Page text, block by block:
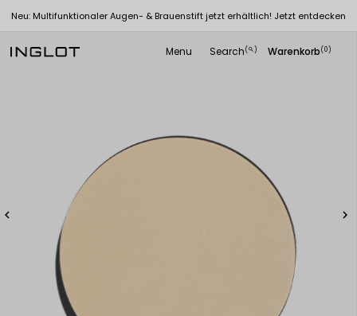
Neu: Multifunktionaler Augen- & Brauenstift jetzt erhältlich! Jetzt entdecken
Menu Search(
search ) Warenkorb(0)
 